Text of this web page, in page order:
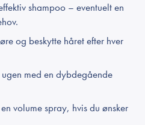
shampoo – eventuelt en
og beskytte håret efter hver
med en dybdegående
volume spray, hvis du ønsker